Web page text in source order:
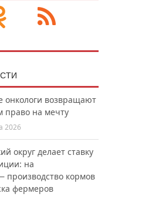
онкологи возвращают
на мечту
2026
округ делает ставку
на
производство кормов
фермеров